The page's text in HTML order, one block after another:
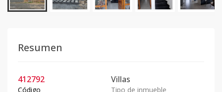
Resumen
412792
Código
Villas
Tipo de inmueble